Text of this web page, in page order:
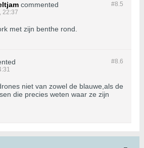
#8.5
commented
22:37
met zijn benthe rond.
#8.6
niet van zowel de blauwe,als de
die precies weten waar ze zijn